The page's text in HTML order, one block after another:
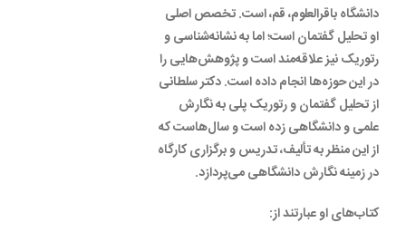
دانشگاه باقرالعلوم، قم، است. تخصص اصلی
او تحلیل گفتمان است؛ اما به نشانه‌شناسی و
رتوریک نیز علاقه‌مند است و پژوهش‌هایی را
در این حوزه‌ها انجام داده است. دکتر سلطانی
از تحلیل گفتمان و رتوریک پلی به نگارش
علمی و دانشگاهی زده است و سال‌هاست که
از این منظر به تألیف، تدریس و برگزاری کارگاه
در زمینه نگارش دانشگاهی می‌پردازد.
کتاب‌های او عبارتند از: